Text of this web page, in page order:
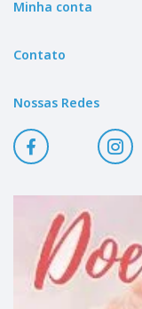
Minha conta
Contato
Nossas Redes